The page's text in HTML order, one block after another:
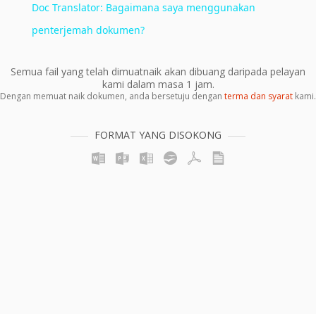
Doc Translator: Bagaimana saya menggunakan
penterjemah dokumen?
Semua fail yang telah dimuatnaik akan dibuang daripada pelayan
kami dalam masa 1 jam.
Dengan memuat naik dokumen, anda bersetuju dengan terma dan syarat kami.
FORMAT YANG DISOKONG